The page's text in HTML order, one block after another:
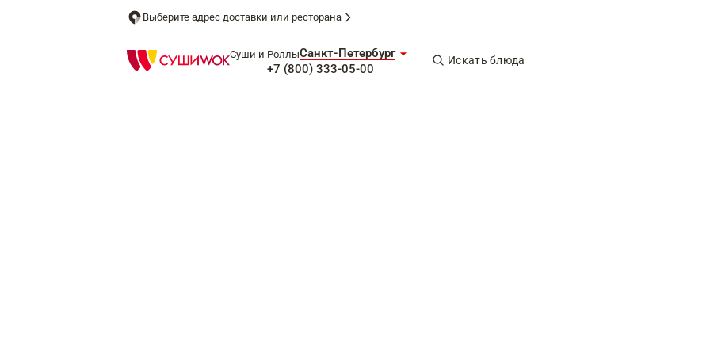
Выберите адрес доставки или ресторана
Суши и РоллыСанкт-Петербург
+7 (800) 333-05-00
Искать блюда